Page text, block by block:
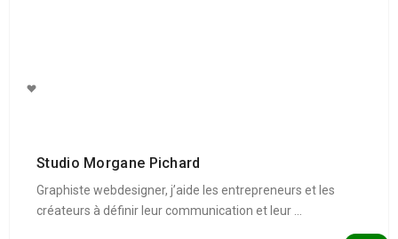
Studio Morgane Pichard
Graphiste webdesigner, j’aide les entrepreneurs et les
créateurs à définir leur communication et leur ...